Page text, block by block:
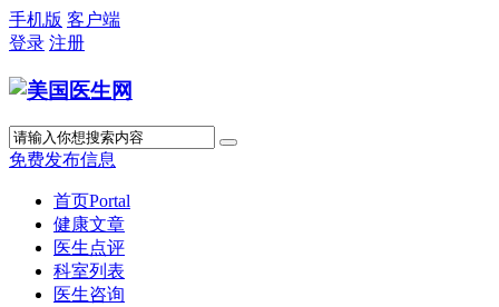
手机版 客户端
登录 注册
免费发布信息
首页Portal
健康文章
医生点评
科室列表
医生咨询